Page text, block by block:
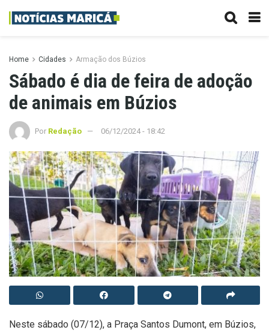
Home Cidades Armação dos Búzios
Sábado é dia de feira de adoção
de animais em Búzios
Por Redação 06/12/2024 - 18:42
Neste sábado (07/12), a Praça Santos Dumont, em Búzios,